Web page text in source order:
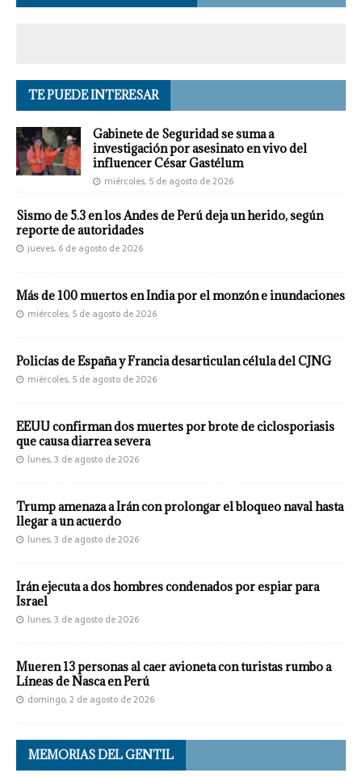
TE PUEDE INTERESAR
Gabinete de Seguridad se suma a
investigación por asesinato en vivo del
influencer César Gastélum
miércoles, 5 de agosto de 2026
Sismo de 5.3 en los Andes de Perú deja un herido, según
reporte de autoridades
jueves, 6 de agosto de 2026
Más de 100 muertos en India por el monzón e inundaciones
miércoles, 5 de agosto de 2026
Policías de España y Francia desarticulan célula del CJNG
miércoles, 5 de agosto de 2026
EEUU confirman dos muertes por brote de ciclosporiasis
que causa diarrea severa
lunes, 3 de agosto de 2026
Trump amenaza a Irán con prolongar el bloqueo naval hasta
llegar a un acuerdo
lunes, 3 de agosto de 2026
Irán ejecuta a dos hombres condenados por espiar para
Israel
lunes, 3 de agosto de 2026
Mueren 13 personas al caer avioneta con turistas rumbo a
Líneas de Nasca en Perú
domingo, 2 de agosto de 2026
MEMORIAS DEL GENTIL